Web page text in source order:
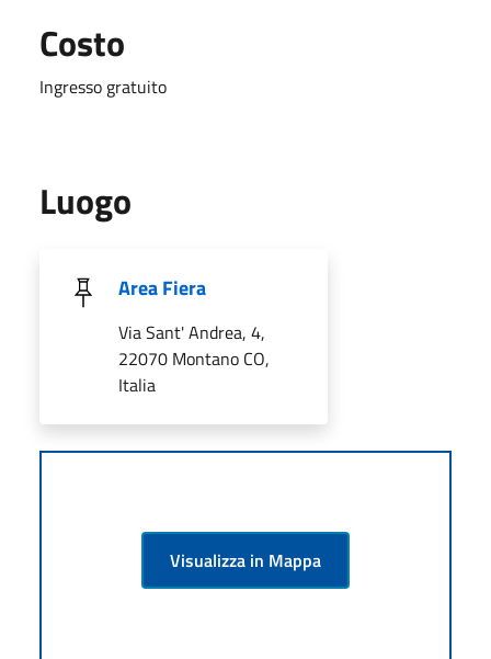
Costo
Ingresso gratuito
Luogo
Area Fiera
Via Sant' Andrea, 4,
22070 Montano CO,
Italia
Visualizza in Mappa